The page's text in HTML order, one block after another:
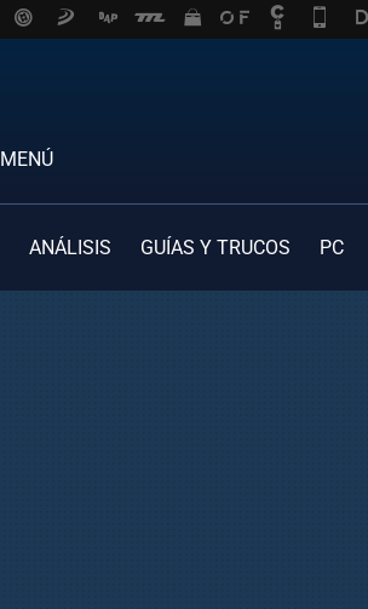
MENÚ
ANÁLISIS GUÍAS Y TRUCOS PC